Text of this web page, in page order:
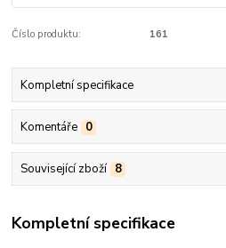
Číslo produktu: 161
Kompletní specifikace
Komentáře 0
Související zboží 8
Kompletní specifikace